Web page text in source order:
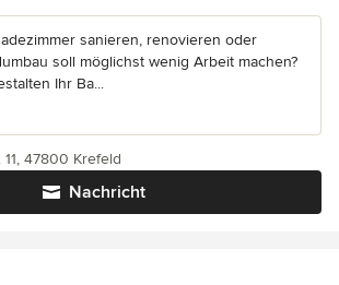
sanieren, renovieren oder
soll möglichst wenig Arbeit machen?
Ihr Ba...
Nachricht
47800 Krefeld